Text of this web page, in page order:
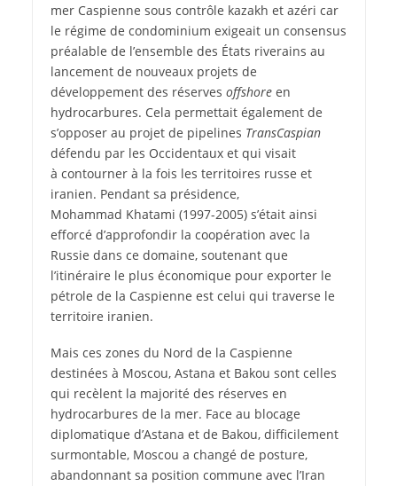
mer Caspienne sous contrôle kazakh et azéri car
le régime de condominium exigeait un consensus
préalable de l’ensemble des États riverains au
lancement de nouveaux projets de
développement des réserves offshoreen
hydrocarbures. Cela permettait également de
s’opposer au projet de pipelines TransCaspian
défendu par les Occidentaux et qui visait
à contourner à la fois les territoires russe et
iranien. Pendant sa présidence,
Mohammad Khatami (1997-2005) s’était ainsi
efforcé d’approfondir la coopération avec la
Russie dans ce domaine, soutenant que
l’itinéraire le plus économique pour exporter le
pétrole de la Caspienne est celui qui traverse le
territoire iranien.
Mais ces zones du Nord de la Caspienne
destinées à Moscou, Astana et Bakou sont celles
qui recèlent la majorité des réserves en
hydrocarbures de la mer. Face au blocage
diplomatique d’Astana et de Bakou, difficilement
surmontable, Moscou a changé de posture,
abandonnant sa position commune avec l’Iran